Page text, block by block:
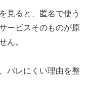
見ると、匿名で使う
ービスそのものが原
ん。
バレにくい理由を整